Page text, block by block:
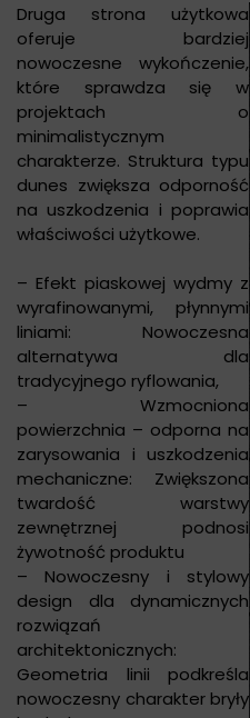
Druga strona użytkowa
oferuje bardziej
nowoczesne wykończenie,
które sprawdza się w
projektach o
minimalistycznym
charakterze. Struktura typu
dunes zwiększa odporność
na uszkodzenia i poprawia
właściwości użytkowe.
– Efekt piaskowej wydmy z
wyrafinowanymi, płynnymi
liniami: Nowoczesna
alternatywa dla
tradycyjnego ryflowania,
– Wzmocniona
powierzchnia – odporna na
zarysowania i uszkodzenia
mechaniczne: Zwiększona
twardość warstwy
zewnętrznej podnosi
żywotność produktu
– Nowoczesny i stylowy
design dla dynamicznych
rozwiązań
architektonicznych:
Geometria linii podkreśla
nowoczesny charakter bryły